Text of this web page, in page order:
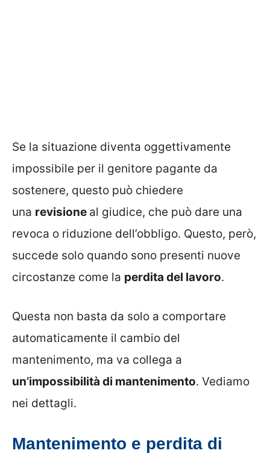
Se la situazione diventa oggettivamente
impossibile per il genitore pagante da
sostenere, questo può chiedere
una revisione al giudice, che può dare una
revoca o riduzione dell’obbligo. Questo, però,
succede solo quando sono presenti nuove
circostanze come la perdita del lavoro.
Questa non basta da solo a comportare
automaticamente il cambio del
mantenimento, ma va collega a
un’impossibilità di mantenimento. Vediamo
nei dettagli.
Mantenimento e perdita di